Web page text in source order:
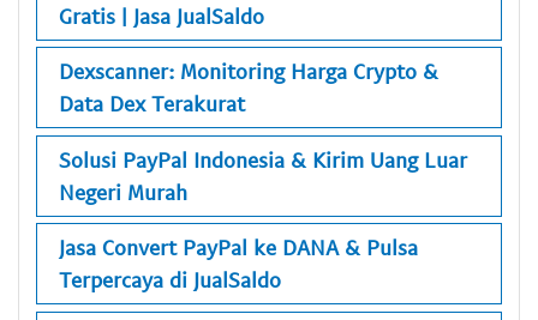
Gratis | Jasa JualSaldo
Dexscanner: Monitoring Harga Crypto &
Data Dex Terakurat
Solusi PayPal Indonesia & Kirim Uang Luar
Negeri Murah
Jasa Convert PayPal ke DANA & Pulsa
Terpercaya di JualSaldo